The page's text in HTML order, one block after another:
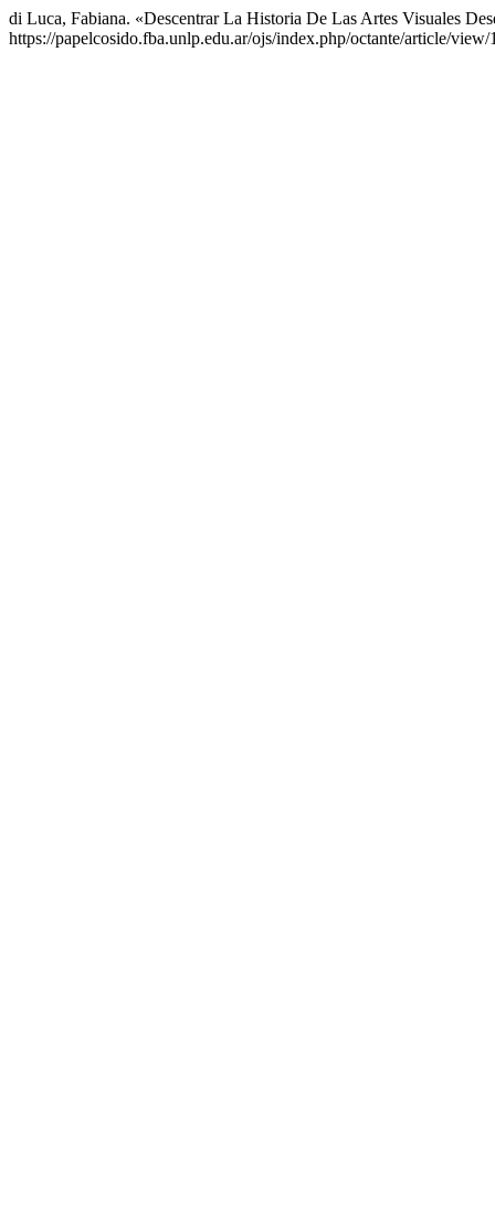
di Luca, Fabiana. «Descentrar La Historia De Las Artes Visuales
https://papelcosido.fba.unlp.edu.ar/ojs/index.php/octante/article/view/